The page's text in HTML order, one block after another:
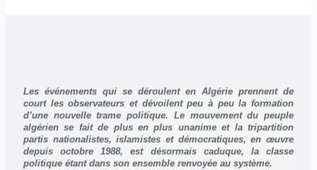
Les événements qui se déroulent en Algérie prennent de
court les observateurs et dévoilent peu à peu la formation
d’une nouvelle trame politique. Le mouvement du peuple
algérien se fait de plus en plus unanime et la tripartition
partis nationalistes, islamistes et démocratiques, en œuvre
depuis octobre 1988, est désormais caduque, la classe
politique étant dans son ensemble renvoyée au système.